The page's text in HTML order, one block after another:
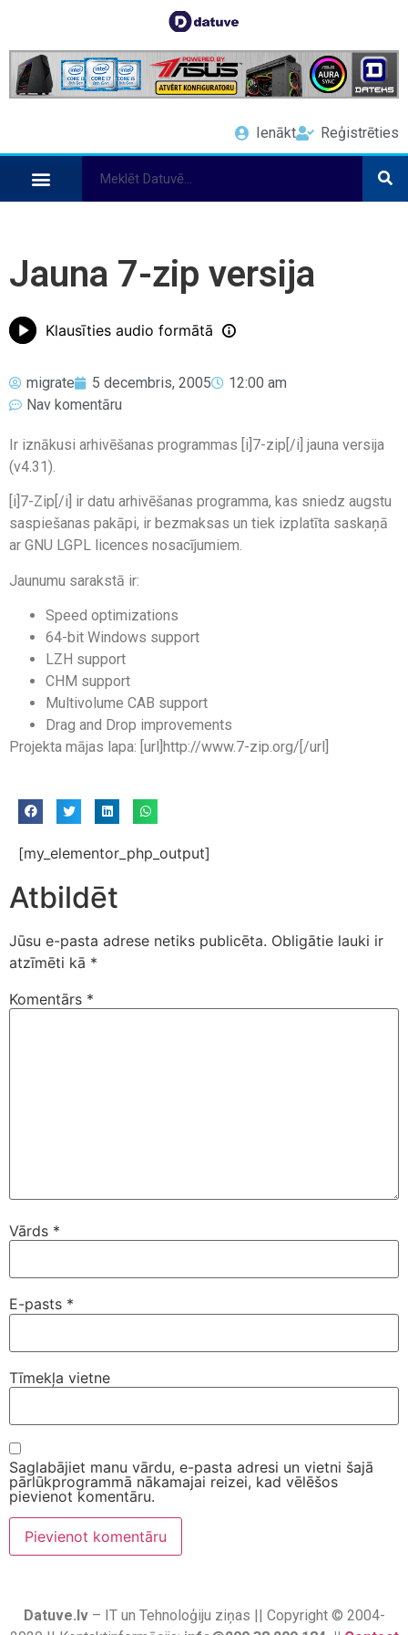
Ienākt Reģistrēties
Jauna 7-zip versija
Klausīties audio formātā
migrate 5 decembris, 2005
12:00 am
Nav komentāru
Ir iznākusi arhivēšanas programmas [i]7-zip[/i] jauna versija
(v4.31).
[i]7-Zip[/i] ir datu arhivēšanas programma, kas sniedz augstu
saspiešanas pakāpi, ir bezmaksas un tiek izplatīta saskaņā
ar GNU LGPL licences nosacījumiem.
Jaunumu sarakstā ir:
Speed optimizations
64-bit Windows support
LZH support
CHM support
Multivolume CAB support
Drag and Drop improvements
Projekta mājas lapa: [url]http://www.7-zip.org/[/url]
[my_elementor_php_output]
Atbildēt
Jūsu e-pasta adrese netiks publicēta. Obligātie lauki ir
atzīmēti kā *
Komentārs *
Vārds *
E-pasts *
Tīmekļa vietne
Saglabājiet manu vārdu, e-pasta adresi un vietni šajā
pārlūkprogrammā nākamajai reizei, kad vēlēšos
pievienot komentāru.
Datuve.lv– IT un Tehnoloģiju ziņas || Copyright © 2004-